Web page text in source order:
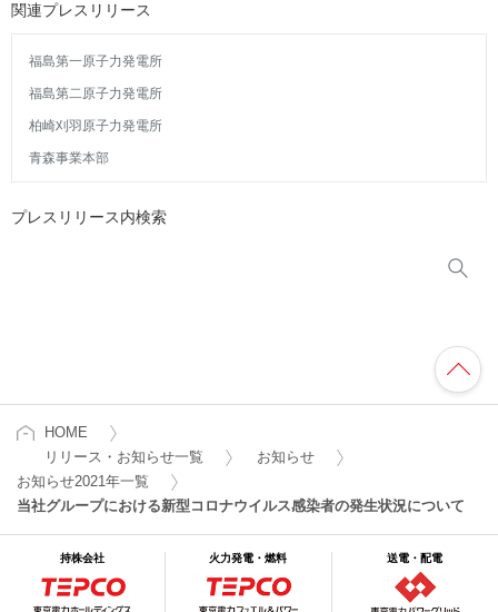
関連プレスリリース
福島第一原子力発電所
福島第二原子力発電所
柏崎刈羽原子力発電所
青森事業本部
プレスリリース内検索
HOME
リリース・お知らせ一覧
お知らせ
お知らせ2021年一覧
当社グループにおける新型コロナウイルス感染者の発生状況について
持株会社 火力発電・燃料 送電・配電